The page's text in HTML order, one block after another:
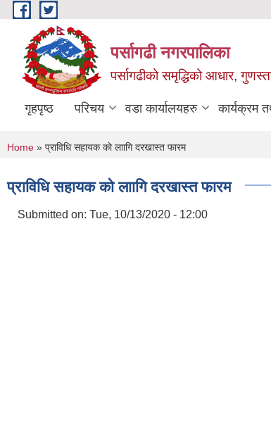
Skip to main content
पर्सागढी नगरपालिका
पर्सागढीको समृद्धिको आधार,
गृहपृष्ठ परिचय वडा कार्यालयहरु कार्यक्रम
You are here
Home » प्राविधि सहायक काे लाागि दरखास्त फारम
प्राविधि सहायक काे लाागि दरखास्त फारम
Submitted on: Tue, 10/13/2020 - 12:00